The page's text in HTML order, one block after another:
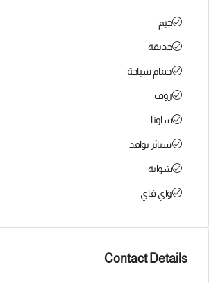
جيم
حديقة
حمام سباحة
روف
ساونا
ستائر نوافذ
شواية
واي فاي
Contact Details